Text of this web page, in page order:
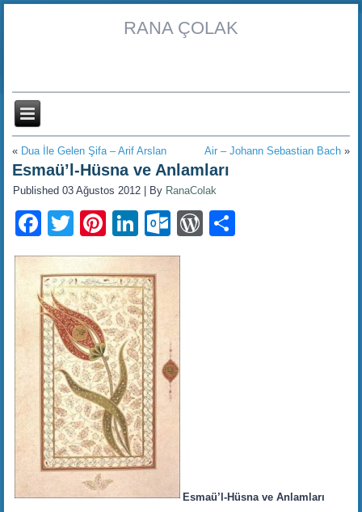
RANA ÇOLAK
« Dua İle Gelen Şifa – Arif Arslan Air – Johann Sebastian Bach»
Esmaü’l-Hüsna ve Anlamları
Published 03 Ağustos 2012 By RanaColak
Facebook
TwitterPinterest
LinkedIn
Outlook.com
WordPress
Esmaü’l-Hüsna ve Anlamları